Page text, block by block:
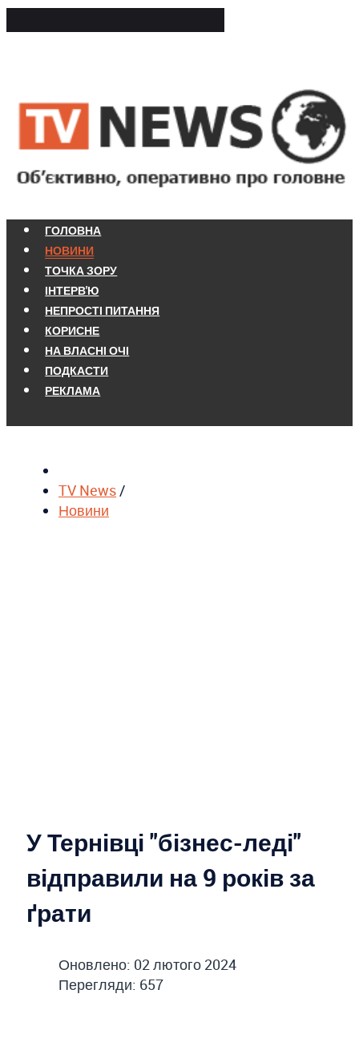
ГОЛОВНА
НОВИНИ
ТОЧКА ЗОРУ
ІНТЕРВ'Ю
НЕПРОСТІ ПИТАННЯ
КОРИСНЕ
НА ВЛАСНІ ОЧІ
ПОДКАСТИ
РЕКЛАМА
TV News/
Новини
У Тернівці "бізнес-леді"
відправили на 9 років за
ґрати
Оновлено: 02 лютого 2024
Перегляди: 657